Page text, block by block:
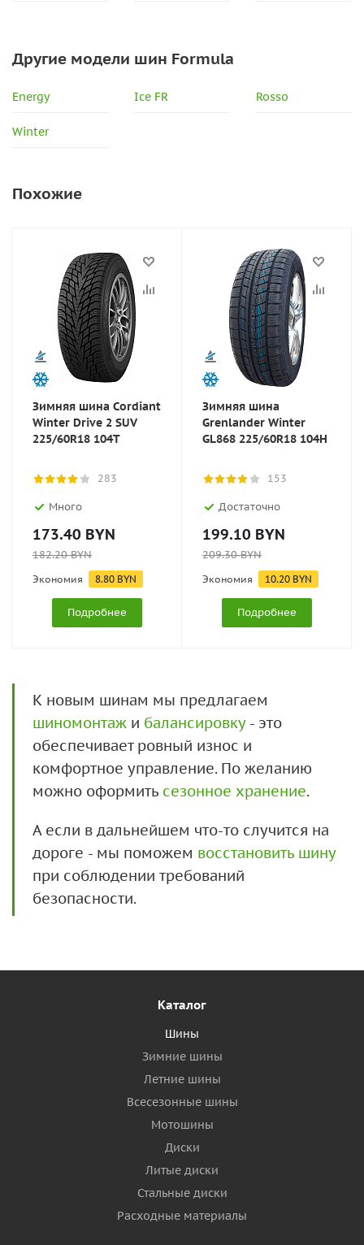
Другие модели шин Formula
Energy Ice FR Rosso
Winter
Похожие
Зимняя шина Cordiant
Winter Drive 2 SUV
225/60R18 104T
283
Много
173.40 BYN
182.20BYN
Экономия 8.80 BYN
Подробнее
Зимняя шина
Grenlander Winter
GL868 225/60R18 104H
153
Достаточно
199.10 BYN
209.30BYN
Экономия 10.20 BYN
Подробнее
К новым шинам мы предлагаем
шиномонтаж и балансировку- это
обеспечивает ровный износ и
комфортное управление. По желанию
можно оформить сезонное хранение.
А если в дальнейшем что-то случится на
дороге - мы поможем восстановить шину
при соблюдении требований
безопасности.
Каталог
Шины
Зимние шины
Летние шины
Всесезонные шины
Мотошины
Диски
Литые диски
Стальные диски
Расходные материалы